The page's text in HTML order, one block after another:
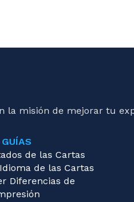
la misión de mejorar tu
GUÍAS
de las Cartas
de las Cartas
Diferencias de